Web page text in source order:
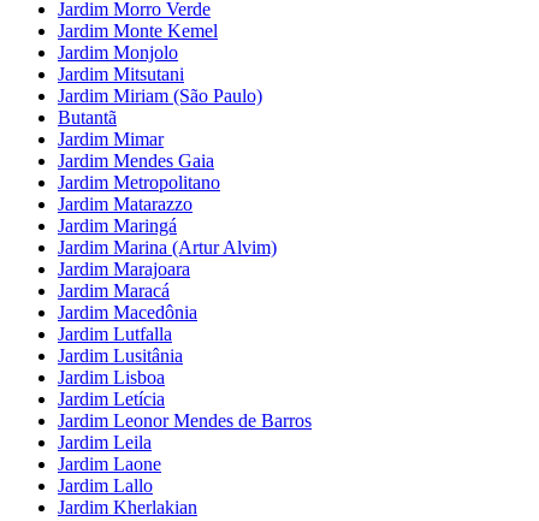
Jardim Morro Verde
Jardim Monte Kemel
Jardim Monjolo
Jardim Mitsutani
Jardim Miriam (São Paulo)
Butantã
Jardim Mimar
Jardim Mendes Gaia
Jardim Metropolitano
Jardim Matarazzo
Jardim Maringá
Jardim Marina (Artur Alvim)
Jardim Marajoara
Jardim Maracá
Jardim Macedônia
Jardim Lutfalla
Jardim Lusitânia
Jardim Lisboa
Jardim Letícia
Jardim Leonor Mendes de Barros
Jardim Leila
Jardim Laone
Jardim Lallo
Jardim Kherlakian